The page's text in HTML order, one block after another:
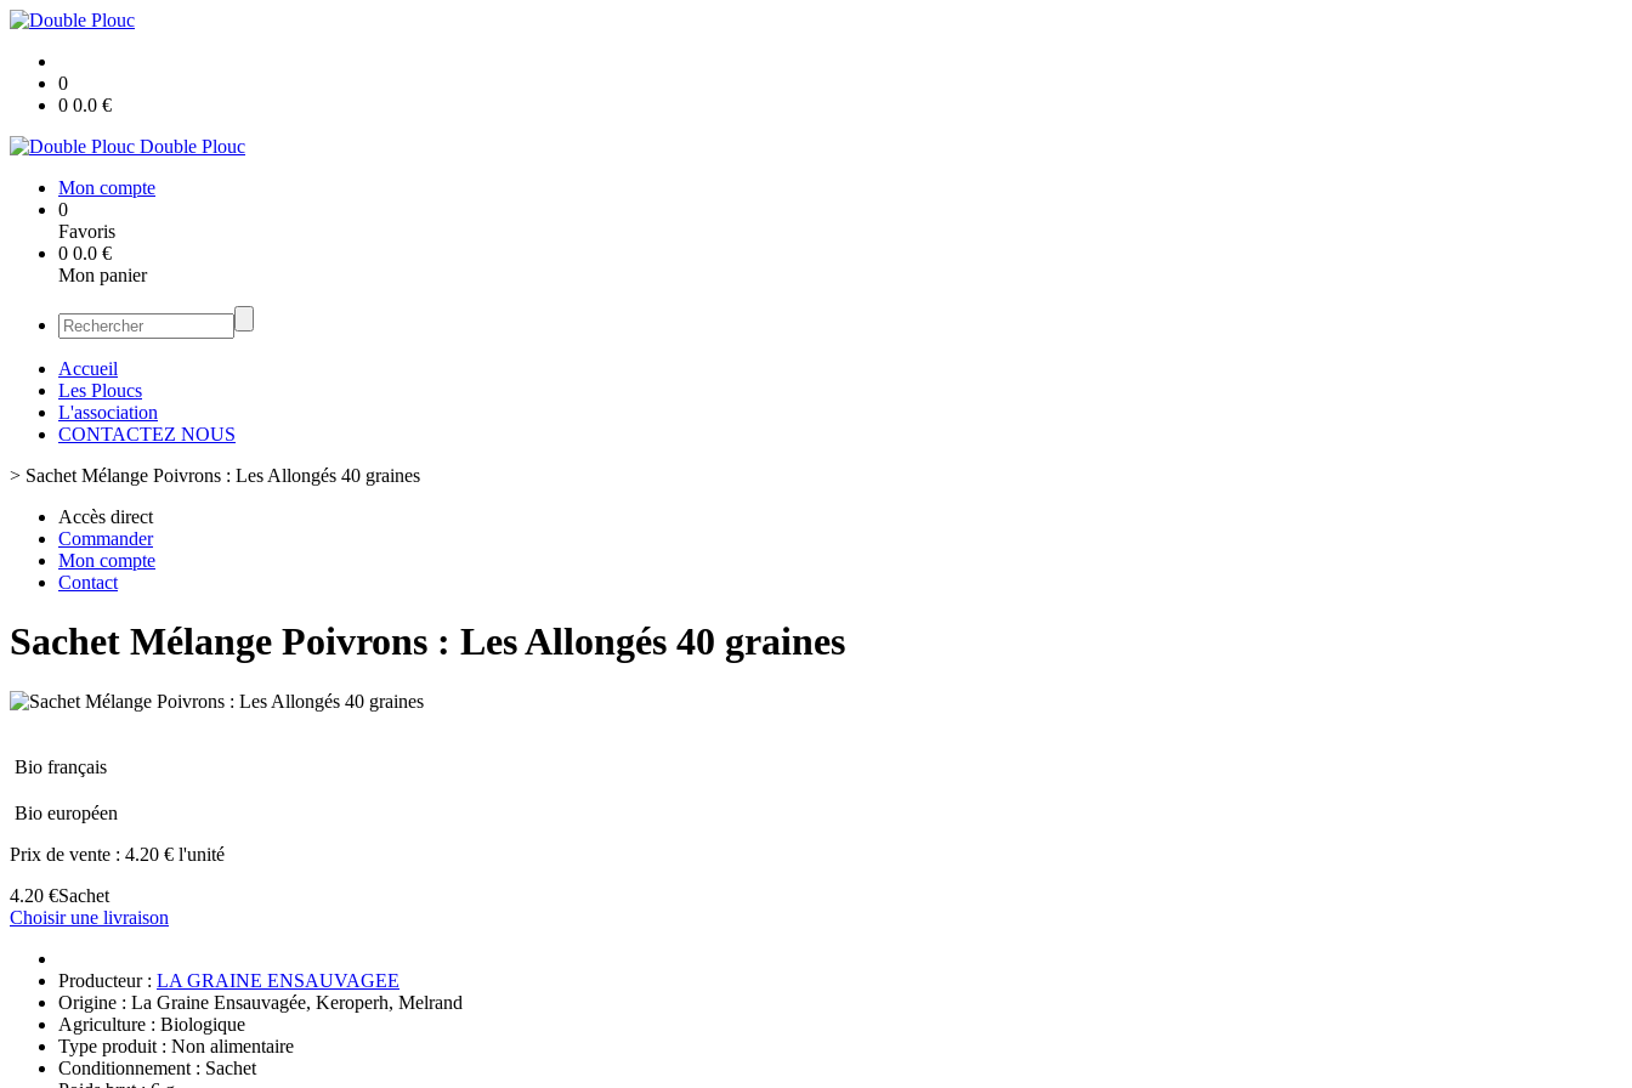
0
0 0.0 €
Double Plouc
Mon compte
0
Favoris
0 0.0 €
Mon panier
Accueil
Les Ploucs
L'association
CONTACTEZ NOUS
> Sachet Mélange Poivrons : Les Allongés 40 graines
Accès direct
Commander
Mon compte
Contact
Sachet Mélange Poivrons : Les Allongés 40 graines
Bio français
Bio européen
Prix de vente : 4.20 € l'unité
4.20 €Sachet
Choisir une livraison
Producteur : LA GRAINE ENSAUVAGEE
Origine : La Graine Ensauvagée, Keroperh, Melrand
Agriculture : Biologique
Type produit : Non alimentaire
Conditionnement : Sachet